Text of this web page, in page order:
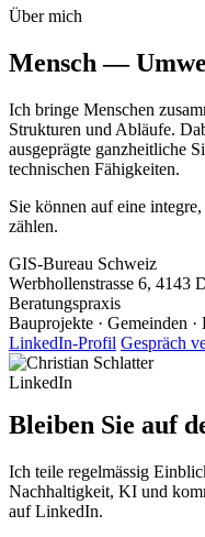
Über mich
Mensch —
Ich bringe Menschen
Strukturen und Abläufe.
ausgeprägte ganzheitliche
technischen Fähigkeiten.
Sie können auf eine
zählen.
GIS-Bureau Schweiz
Werbhollenstrasse 6, 4143
Beratungspraxis
Bauprojekte · Gemeinden ·
LinkedIn-Profil Gespräch
LinkedIn
Bleiben Sie auf
Ich teile regelmässig
Nachhaltigkeit, KI und
auf LinkedIn.